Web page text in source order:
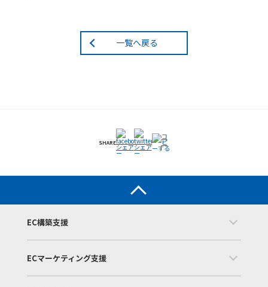
一覧へ戻る
SHARE
EC構築支援
ECマーケティング支援